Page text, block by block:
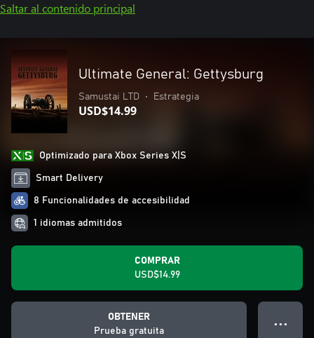
Saltar al contenido principal
Ultimate General: Gettysburg
Samustai LTD • Estrategia
USD$14.99
Optimizado para Xbox Series X|S
Smart Delivery
8 Funcionalidades de accesibilidad
1 idiomas admitidos
COMPRAR
USD$14.99
OBTENER
Prueba gratuita
● ● ●